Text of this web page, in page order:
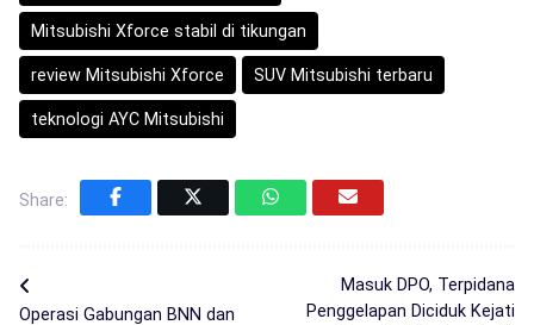
Mitsubishi Xforce stabil di tikungan
review Mitsubishi Xforce SUV Mitsubishi terbaru
teknologi AYC Mitsubishi
Share:
Operasi Gabungan BNN dan
Masuk DPO, Terpidana
Penggelapan Diciduk Kejati